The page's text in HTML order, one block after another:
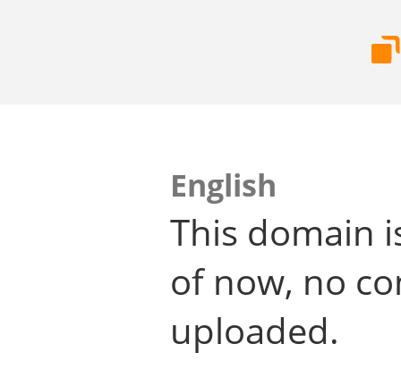
English
This domain
of now, no
uploaded.